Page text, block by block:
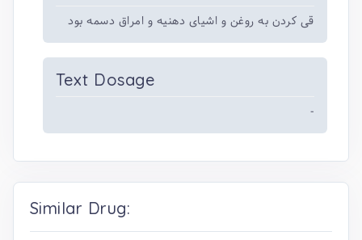
قی کردن به روغن و اشیای دهنیه و امراق دسمه بود
Text Dosage
-
Similar Drug: